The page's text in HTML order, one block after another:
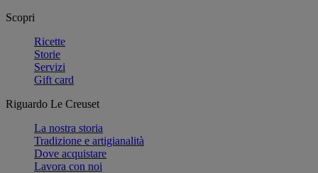
Scopri
Ricette
Storie
Servizi
Gift card
Riguardo Le Creuset
La nostra storia
Tradizione e artigianalità
Dove acquistare
Lavora con noi